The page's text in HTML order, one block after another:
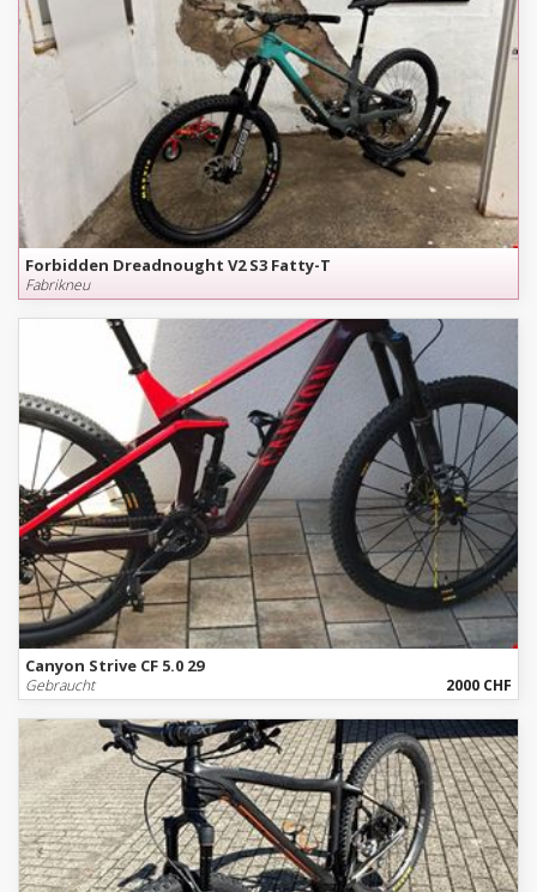
Forbidden Dreadnought V2 S3 Fatty-T
Fabrikneu
Canyon Strive CF 5.0 29
Gebraucht 2000 CHF